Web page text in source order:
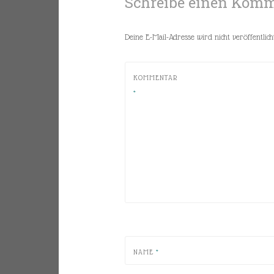
Deine E-Mail-Adresse wird nicht
KOMMENTAR
*
NAME *